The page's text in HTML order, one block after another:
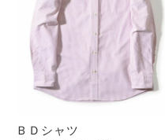
ＢＤシャツ